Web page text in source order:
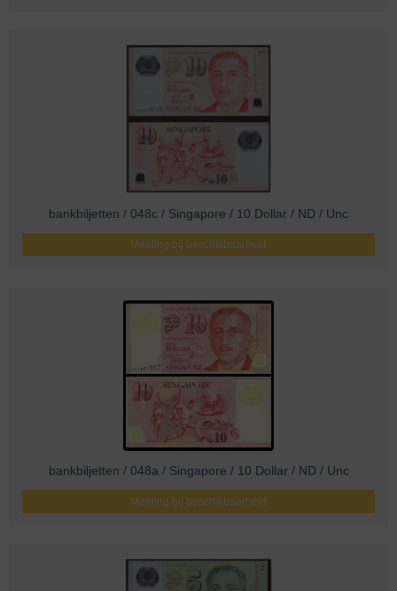
bankbiljetten / 048c / Singapore / 10 Dollar / ND / Unc
Melding bij beschikbaarheid
bankbiljetten / 048a / Singapore / 10 Dollar / ND / Unc
Melding bij beschikbaarheid